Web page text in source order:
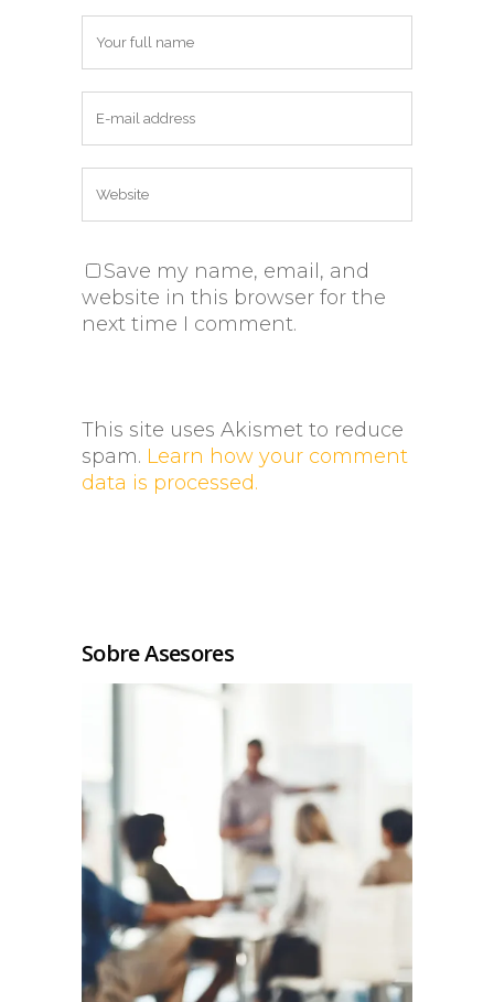
Save my name, email, and
website in this browser for the
next time I comment.
This site uses Akismet to reduce
spam. Learn how your comment
data is processed.
Sobre Asesores